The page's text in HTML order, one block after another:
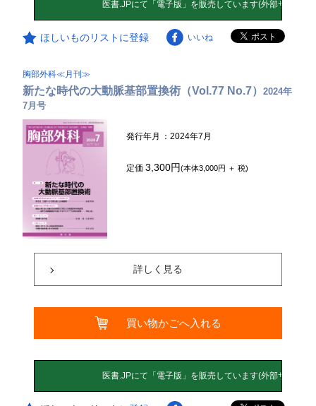
ほしいものリストに登録 いいね
胸部外科≪月刊≫
新たな時代の大動脈基部置換術（Vol.77 No.7）2024年
7月号
発行年月 ：2024年7月
定価3,300円(本体3,000円 ＋ 税)
詳しく見る
買い物かごへ入れる